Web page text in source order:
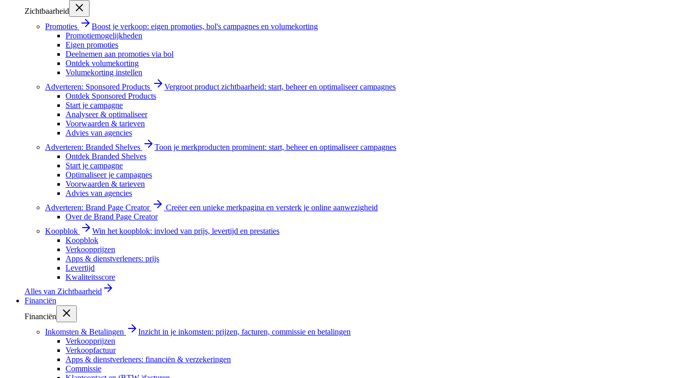
Zichtbaarheid
Promoties
Boost je verkoop: eigen promoties, bol's campagnes en volumekorting
Promotiemogelijkheden
Eigen promoties
Deelnemen aan promoties via bol
Ontdek volumekorting
Volumekorting instellen
Adverteren: Sponsored Products
Vergroot product zichtbaarheid: start, beheer en optimaliseer campagnes
Ontdek Sponsored Products
Start je campagne
Analyseer & optimaliseer
Voorwaarden & tarieven
Advies van agencies
Adverteren: Branded Shelves
Toon je merkproducten prominent: start, beheer en optimaliseer campagnes
Ontdek Branded Shelves
Start je campagne
Optimaliseer je campagnes
Voorwaarden & tarieven
Advies van agencies
Adverteren: Brand Page Creator
Creëer een unieke merkpagina en versterk je online aanwezigheid
Over de Brand Page Creator
Koopblok
Win het koopblok: invloed van prijs, levertijd en prestaties
Koopblok
Verkoopprijzen
Apps & dienstverleners: prijs
Levertijd
Kwaliteitsscore
Alles van Zichtbaarheid
Financiën
Financiën
Inkomsten & Betalingen
Inzicht in je inkomsten: prijzen, facturen, commissie en betalingen
Verkoopprijzen
Verkoopfactuur
Apps & dienstverleners: financiën & verzekeringen
Commissie